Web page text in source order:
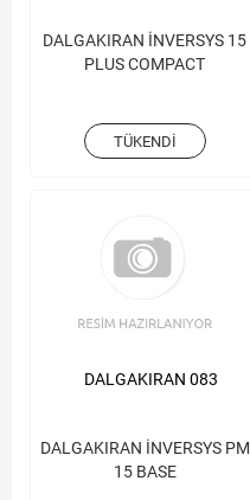
DALGAKIRAN İNVERSYS 15
PLUS COMPACT
TÜKENDI
DALGAKIRAN İNVERSYS PM
15 BASE
DALGAKIRAN 083